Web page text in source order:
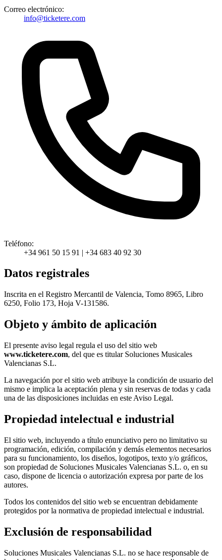
Correo electrónico:
info@ticketere.com
Teléfono:
+34 961 50 15 91 | +34 683 40 92 30
Datos registrales
Inscrita en el Registro Mercantil de Valencia, Tomo 8965, Libro
6250, Folio 173, Hoja V-131586.
Objeto y ámbito de aplicación
El presente aviso legal regula el uso del sitio web
www.ticketere.com, del que es titular Soluciones Musicales
Valencianas S.L.
La navegación por el sitio web atribuye la condición de usuario del
mismo e implica la aceptación plena y sin reservas de todas y cada
una de las disposiciones incluidas en este Aviso Legal.
Propiedad intelectual e industrial
El sitio web, incluyendo a título enunciativo pero no limitativo su
programación, edición, compilación y demás elementos necesarios
para su funcionamiento, los diseños, logotipos, texto y/o gráficos,
son propiedad de Soluciones Musicales Valencianas S.L. o, en su
caso, dispone de licencia o autorización expresa por parte de los
autores.
Todos los contenidos del sitio web se encuentran debidamente
protegidos por la normativa de propiedad intelectual e industrial.
Exclusión de responsabilidad
Soluciones Musicales Valencianas S.L. no se hace responsable de